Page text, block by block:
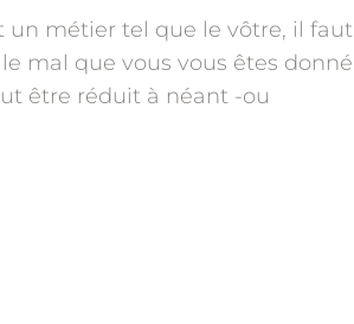
un métier tel que le vôtre, il faut
mal que vous vous êtes donné
être réduit à néant -ou